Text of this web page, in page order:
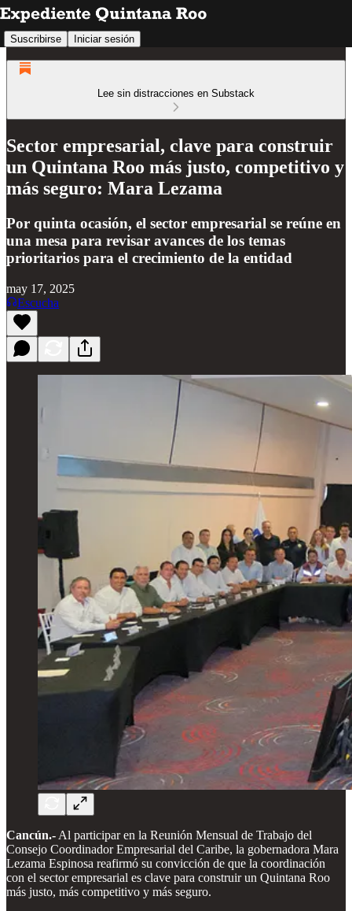
Suscribirse Iniciar sesión
Lee sin distracciones en Substack
Sector empresarial, clave para construir
un Quintana Roo más justo, competitivo y
más seguro: Mara Lezama
Por quinta ocasión, el sector empresarial se reúne en
una mesa para revisar avances de los temas
prioritarios para el crecimiento de la entidad
may 17, 2025
Escucha
Cancún.- Al participar en la Reunión Mensual de Trabajo del
Consejo Coordinador Empresarial del Caribe, la gobernadora Mara
Lezama Espinosa reafirmó su convicción de que la coordinación
con el sector empresarial es clave para construir un Quintana Roo
más justo, más competitivo y más seguro.